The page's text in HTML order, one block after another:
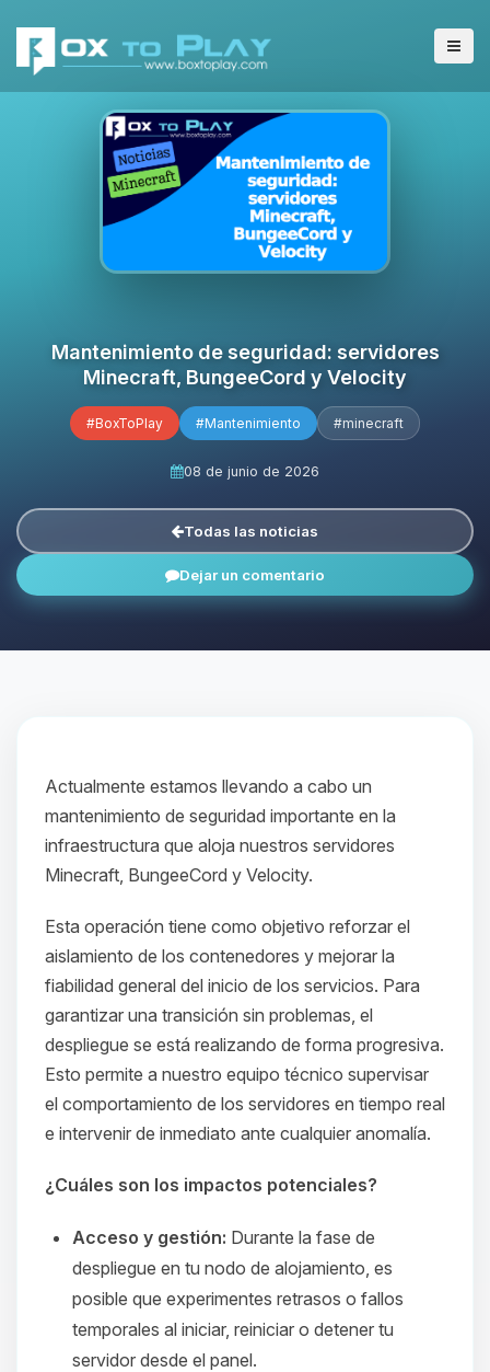
Mantenimiento de seguridad: servidores
Minecraft, BungeeCord y Velocity
#BoxToPlay #Mantenimiento #minecraft
08 de junio de 2026
Todas las noticias
Dejar un comentario
Actualmente estamos llevando a cabo un
mantenimiento de seguridad importante en la
infraestructura que aloja nuestros servidores
Minecraft, BungeeCord y Velocity.
Esta operación tiene como objetivo reforzar el
aislamiento de los contenedores y mejorar la
fiabilidad general del inicio de los servicios. Para
garantizar una transición sin problemas, el
despliegue se está realizando de forma progresiva.
Esto permite a nuestro equipo técnico supervisar
el comportamiento de los servidores en tiempo real
e intervenir de inmediato ante cualquier anomalía.
¿Cuáles son los impactos potenciales?
Acceso y gestión: Durante la fase de
despliegue en tu nodo de alojamiento, es
posible que experimentes retrasos o fallos
temporales al iniciar, reiniciar o detener tu
servidor desde el panel.